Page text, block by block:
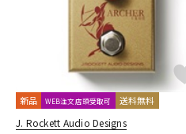
中古
新品 WEB注文店頭受取可 送料無料
J. Rockett Audio Designs